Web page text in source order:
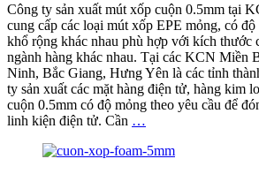
Công ty sản xuất mút xốp cuộn 0.5mm tại
cung cấp các loại mút xốp EPE mỏng, có
khổ rộng khác nhau phù hợp với kích thước
ngành hàng khác nhau. Tại các KCN Miền
Ninh, Bắc Giang, Hưng Yên là các tỉnh
ty sản xuất các mặt hàng điện tử, hàng kim
cuộn 0.5mm có độ mỏng theo yêu cầu để
linh kiện điện tử. Cần …